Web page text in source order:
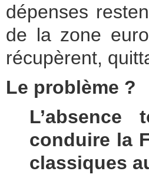
dépenses
de la zone
récupèrent,
Le problème ?
conduire la
classiques